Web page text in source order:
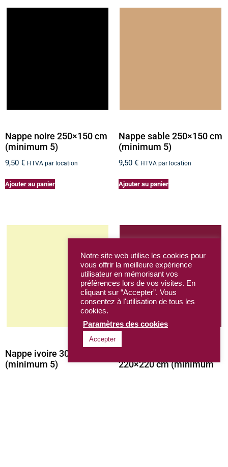
Nappe noire 250×150 cm
(minimum 5)
9,50 € HTVA par location
Ajouter au panier
Nappe sable 250×150 cm
(minimum 5)
9,50 € HTVA par location
Ajouter au panier
Nappe ivoire 300×200 cm
(minimum 5)
220×220 cm (minimum
Notre site web utilise les cookies pour
vous offrir la meilleure expérience
utilisateur en mémorisant vos
préférences lors de vos visites. En
cliquant sur “Accepter”. Vous
consentez à l'utilisation de tous les
cookies.
Paramètres des cookies
Accepter